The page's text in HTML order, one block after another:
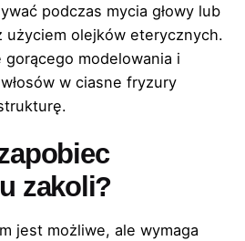
podczas mycia głowy lub
użyciem olejków eterycznych.
modelowania i
w ciasne fryzury
zakoli?
jest możliwe, ale wymaga